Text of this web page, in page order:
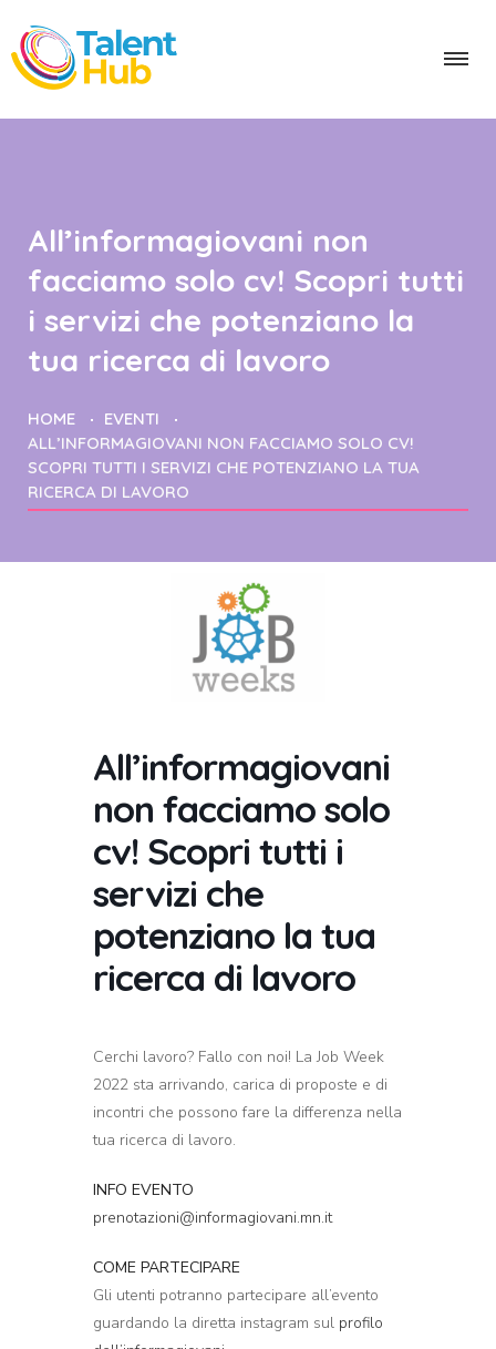
All’informagiovani non
facciamo solo cv! Scopri tutti
i servizi che potenziano la
tua ricerca di lavoro
HOME
EVENTI
ALL’INFORMAGIOVANI NON FACCIAMO SOLO CV!
SCOPRI TUTTI I SERVIZI CHE POTENZIANO LA TUA
RICERCA DI LAVORO
All’informagiovani
non facciamo solo
cv! Scopri tutti i
servizi che
potenziano la tua
ricerca di lavoro
Cerchi lavoro? Fallo con noi! La Job Week
2022 sta arrivando, carica di proposte e di
incontri che possono fare la differenza nella
tua ricerca di lavoro.
INFO EVENTO
prenotazioni@informagiovani.mn.it
COME PARTECIPARE
Gli utenti potranno partecipare all’evento
guardando la diretta instagram sul profilo